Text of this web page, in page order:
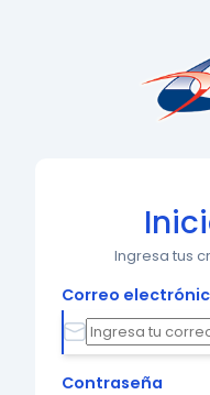
Ingresa tus
Correo
Contraseña